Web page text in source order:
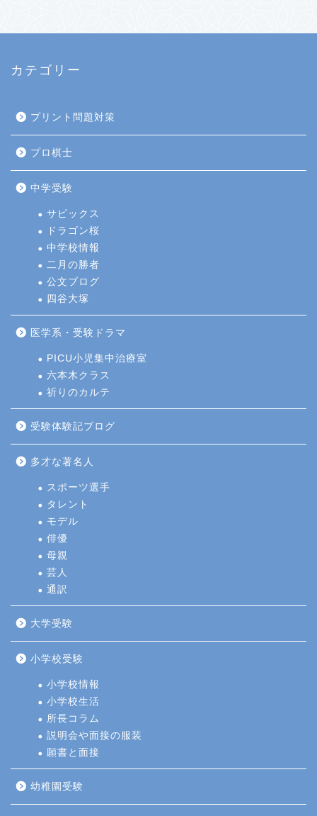
カテゴリー
プリント問題対策
プロ棋士
中学受験
サピックス
ドラゴン桜
中学校情報
二月の勝者
公文ブログ
四谷大塚
医学系・受験ドラマ
PICU小児集中治療室
六本木クラス
祈りのカルテ
受験体験記ブログ
多才な著名人
スポーツ選手
タレント
モデル
俳優
母親
芸人
通訳
大学受験
小学校受験
小学校情報
小学校生活
所長コラム
説明会や面接の服装
願書と面接
幼稚園受験